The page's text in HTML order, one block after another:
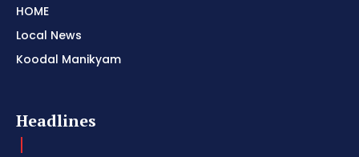
HOME
Local News
Koodal Manikyam
Headlines